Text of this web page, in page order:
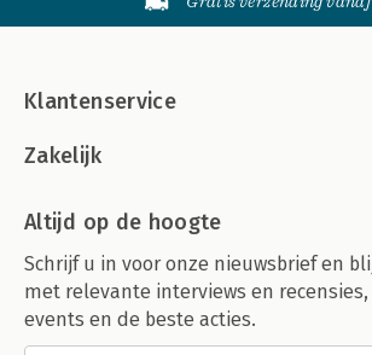
Klantenservice
Zakelijk
Altijd op de hoogte
Schrijf u in voor onze nieuwsbrief en
met relevante interviews en
events en de beste acties.